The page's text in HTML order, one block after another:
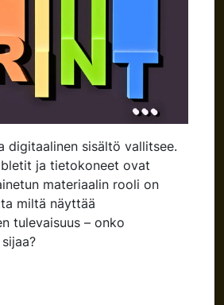
digitaalinen sisältö vallitsee.
ja tietokoneet ovat
materiaalin rooli on
miltä näyttää
tulevaisuus – onko